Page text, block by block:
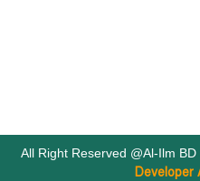
All Right Reserved @Al-Ilm
Developer